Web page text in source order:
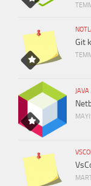
Git
JAVA